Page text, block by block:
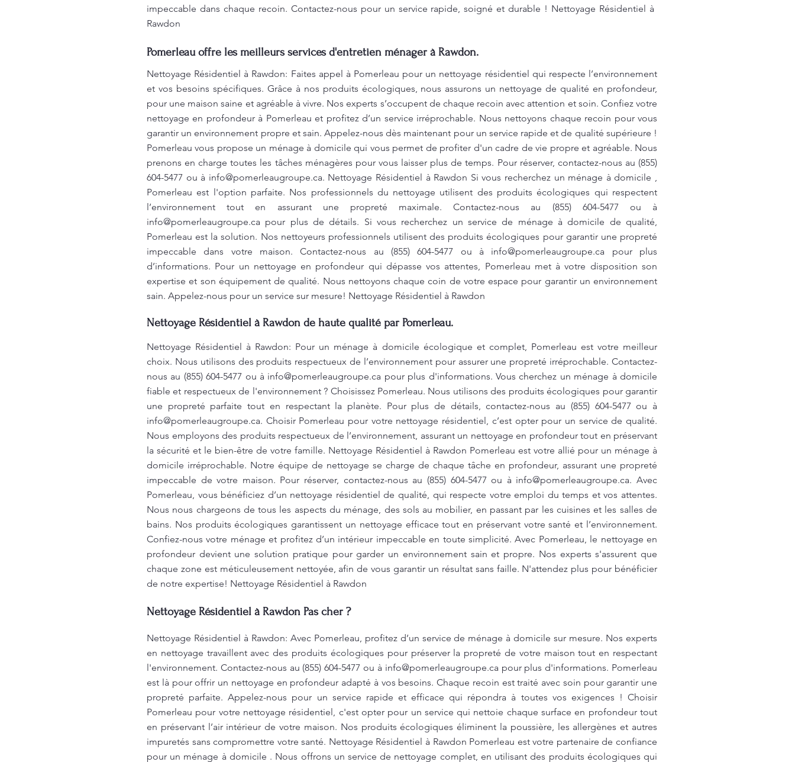
impeccable dans chaque recoin. Contactez-nous pour un service rapide, soigné et durable ! Nettoyage Résidentiel à
Rawdon
Pomerleau offre les meilleurs services d'entretien ménager à Rawdon.
Nettoyage Résidentiel à Rawdon: Faites appel à Pomerleau pour un nettoyage résidentiel qui respecte l’environnement
et vos besoins spécifiques. Grâce à nos produits écologiques, nous assurons un nettoyage de qualité en profondeur,
pour une maison saine et agréable à vivre. Nos experts s’occupent de chaque recoin avec attention et soin. Confiez votre
nettoyage en profondeur à Pomerleau et profitez d’un service irréprochable. Nous nettoyons chaque recoin pour vous
garantir un environnement propre et sain. Appelez-nous dès maintenant pour un service rapide et de qualité supérieure !
Pomerleau vous propose un ménage à domicile qui vous permet de profiter d'un cadre de vie propre et agréable. Nous
prenons en charge toutes les tâches ménagères pour vous laisser plus de temps. Pour réserver, contactez-nous au (855)
604-5477 ou à info@pomerleaugroupe.ca. Nettoyage Résidentiel à Rawdon Si vous recherchez un ménage à domicile ,
Pomerleau est l'option parfaite. Nos professionnels du nettoyage utilisent des produits écologiques qui respectent
l’environnement tout en assurant une propreté maximale. Contactez-nous au (855) 604-5477 ou à
info@pomerleaugroupe.ca pour plus de détails. Si vous recherchez un service de ménage à domicile de qualité,
Pomerleau est la solution. Nos nettoyeurs professionnels utilisent des produits écologiques pour garantir une propreté
impeccable dans votre maison. Contactez-nous au (855) 604-5477 ou à info@pomerleaugroupe.ca pour plus
d’informations. Pour un nettoyage en profondeur qui dépasse vos attentes, Pomerleau met à votre disposition son
expertise et son équipement de qualité. Nous nettoyons chaque coin de votre espace pour garantir un environnement
sain. Appelez-nous pour un service sur mesure! Nettoyage Résidentiel à Rawdon
Nettoyage Résidentiel à Rawdon de haute qualité par Pomerleau.
Nettoyage Résidentiel à Rawdon: Pour un ménage à domicile écologique et complet, Pomerleau est votre meilleur
choix. Nous utilisons des produits respectueux de l’environnement pour assurer une propreté irréprochable. Contactez-
nous au (855) 604-5477 ou à info@pomerleaugroupe.ca pour plus d'informations. Vous cherchez un ménage à domicile
fiable et respectueux de l'environnement ? Choisissez Pomerleau. Nous utilisons des produits écologiques pour garantir
une propreté parfaite tout en respectant la planète. Pour plus de détails, contactez-nous au (855) 604-5477 ou à
info@pomerleaugroupe.ca. Choisir Pomerleau pour votre nettoyage résidentiel, c’est opter pour un service de qualité.
Nous employons des produits respectueux de l’environnement, assurant un nettoyage en profondeur tout en préservant
la sécurité et le bien-être de votre famille. Nettoyage Résidentiel à Rawdon Pomerleau est votre allié pour un ménage à
domicile irréprochable. Notre équipe de nettoyage se charge de chaque tâche en profondeur, assurant une propreté
impeccable de votre maison. Pour réserver, contactez-nous au (855) 604-5477 ou à info@pomerleaugroupe.ca. Avec
Pomerleau, vous bénéficiez d’un nettoyage résidentiel de qualité, qui respecte votre emploi du temps et vos attentes.
Nous nous chargeons de tous les aspects du ménage, des sols au mobilier, en passant par les cuisines et les salles de
bains. Nos produits écologiques garantissent un nettoyage efficace tout en préservant votre santé et l’environnement.
Confiez-nous votre ménage et profitez d’un intérieur impeccable en toute simplicité. Avec Pomerleau, le nettoyage en
profondeur devient une solution pratique pour garder un environnement sain et propre. Nos experts s'assurent que
chaque zone est méticuleusement nettoyée, afin de vous garantir un résultat sans faille. N'attendez plus pour bénéficier
de notre expertise! Nettoyage Résidentiel à Rawdon
Nettoyage Résidentiel à Rawdon Pas cher ?
Nettoyage Résidentiel à Rawdon: Avec Pomerleau, profitez d’un service de ménage à domicile sur mesure. Nos experts
en nettoyage travaillent avec des produits écologiques pour préserver la propreté de votre maison tout en respectant
l'environnement. Contactez-nous au (855) 604-5477 ou à info@pomerleaugroupe.capour plus d'informations. Pomerleau
est là pour offrir un nettoyage en profondeur adapté à vos besoins. Chaque recoin est traité avec soin pour garantir une
propreté parfaite. Appelez-nous pour un service rapide et efficace qui répondra à toutes vos exigences ! Choisir
Pomerleau pour votre nettoyage résidentiel, c'est opter pour un service qui nettoie chaque surface en profondeur tout
en préservant l’air intérieur de votre maison. Nos produits écologiques éliminent la poussière, les allergènes et autres
impuretés sans compromettre votre santé. Nettoyage Résidentiel à Rawdon Pomerleau est votre partenaire de confiance
pour un ménage à domicile . Nous offrons un service de nettoyage complet, en utilisant des produits écologiques qui